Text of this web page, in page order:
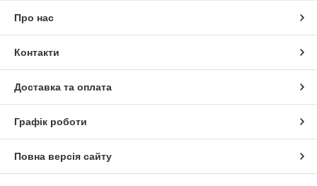
Про нас
Контакти
Доставка та оплата
Графік роботи
Повна версія сайту